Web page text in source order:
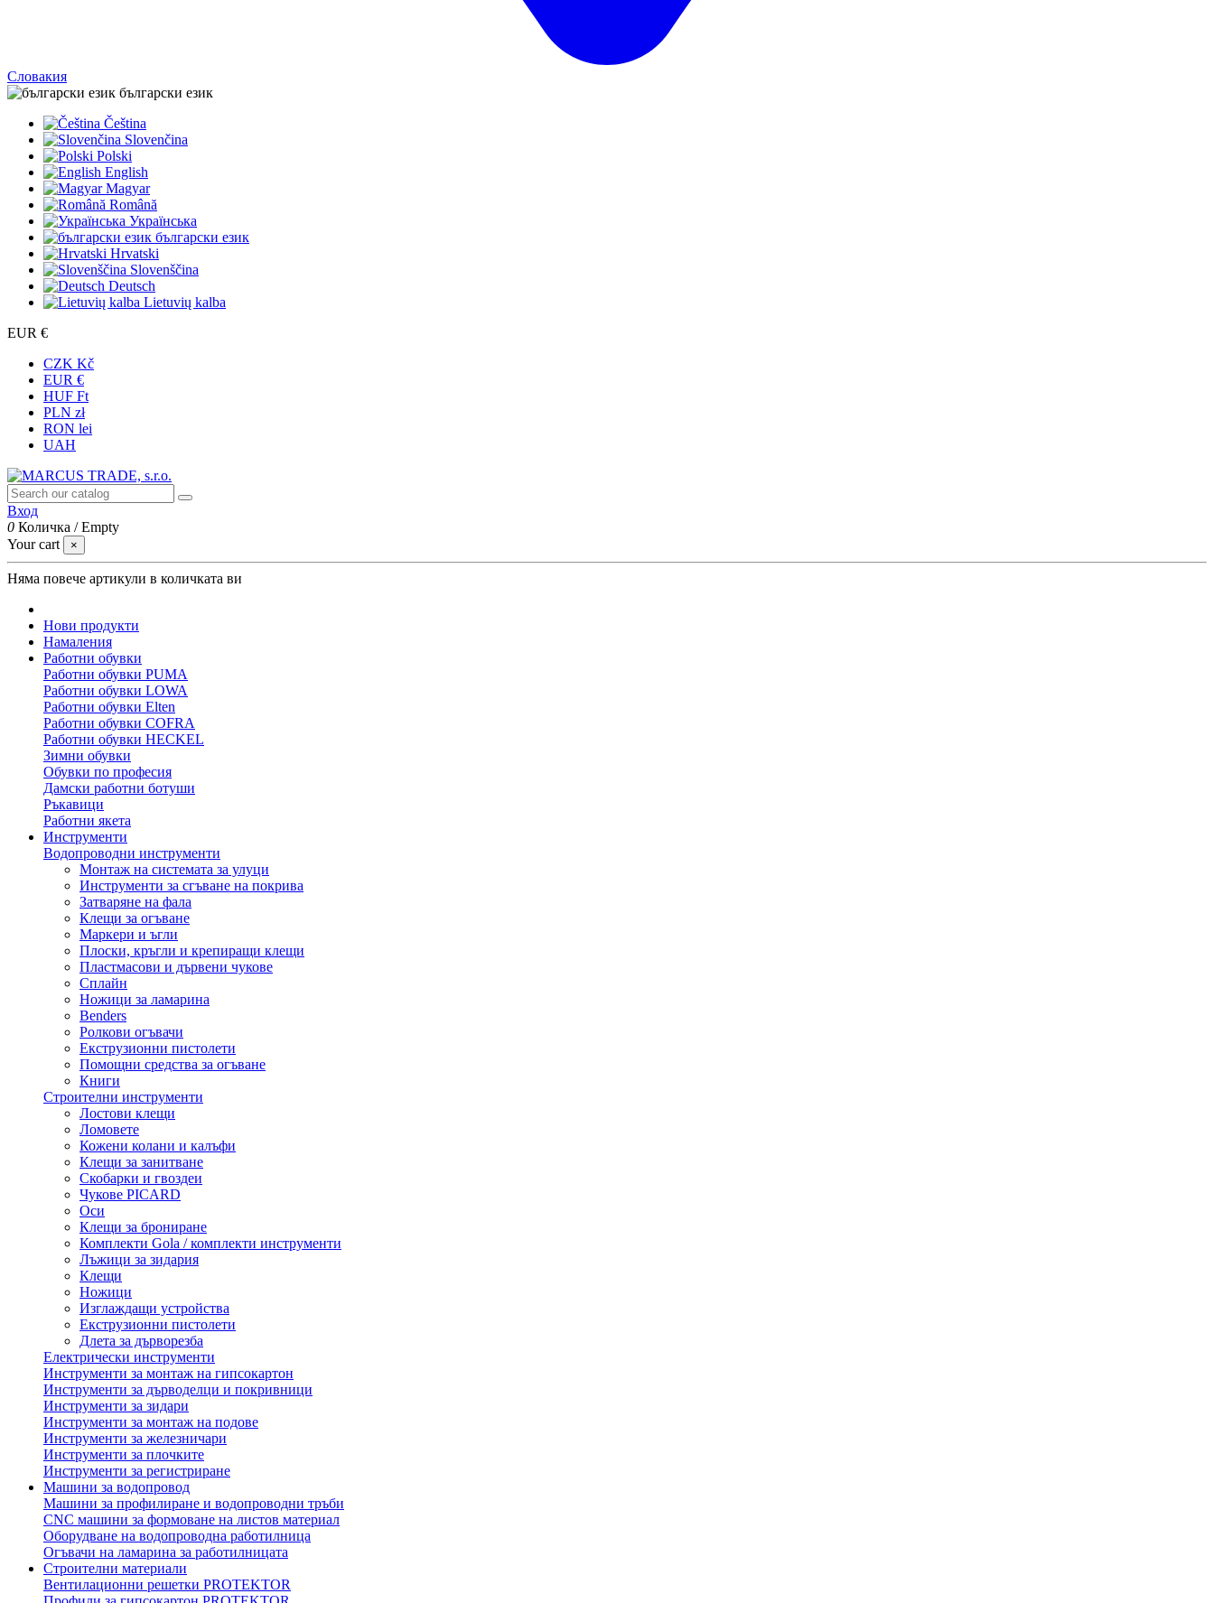
Словакия
български език
Čeština
Slovenčina
Polski
English
Magyar
Română
Українська
български език
Hrvatski
Slovenščina
Deutsch
Lietuvių kalba
EUR €
CZK Kč
EUR €
HUF Ft
PLN zł
RON lei
UAH
Вход
0 Количка /Empty
Your cart
×
Няма повече артикули в количката ви
Нови продукти
Намаления
Работни обувки
Работни обувки PUMA
Работни обувки LOWA
Работни обувки Elten
Работни обувки COFRA
Работни обувки HECKEL
Зимни обувки
Обувки по професия
Дамски работни ботуши
Ръкавици
Работни якета
Инструменти
Водопроводни инструменти
Монтаж на системата за улуци
Инструменти за сгъване на покрива
Затваряне на фала
Клещи за огъване
Маркери и ъгли
Плоски, кръгли и крепиращи клещи
Пластмасови и дървени чукове
Сплайн
Ножици за ламарина
Benders
Ролкови огъвачи
Екструзионни пистолети
Помощни средства за огъване
Книги
Строителни инструменти
Лостови клещи
Ломовете
Кожени колани и калъфи
Клещи за занитване
Скобарки и гвоздеи
Чукове PICARD
Оси
Клещи за брониране
Комплекти Gola / комплекти инструменти
Лъжици за зидария
Клещи
Ножици
Изглаждащи устройства
Екструзионни пистолети
Длета за дърворезба
Електрически инструменти
Инструменти за монтаж на гипсокартон
Инструменти за дърводелци и покривници
Инструменти за зидари
Инструменти за монтаж на подове
Инструменти за железничари
Инструменти за плочките
Инструменти за регистриране
Машини за водопровод
Машини за профилиране и водопроводни тръби
CNC машини за формоване на листов материал
Оборудване на водопроводна работилница
Огъвачи на ламарина за работилницата
Строителни материали
Вентилационни решетки PROTEKTOR